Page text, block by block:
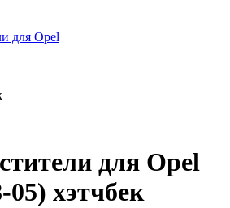
для Opel
для Opel
хэтчбек